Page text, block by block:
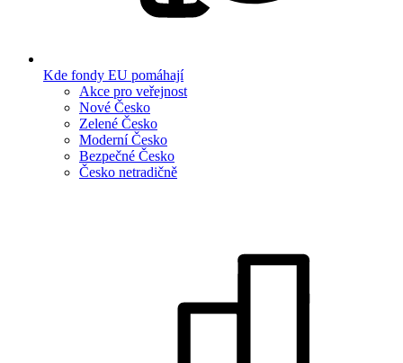
Kde fondy EU pomáhají
Akce pro veřejnost
Nové Česko
Zelené Česko
Moderní Česko
Bezpečné Česko
Česko netradičně